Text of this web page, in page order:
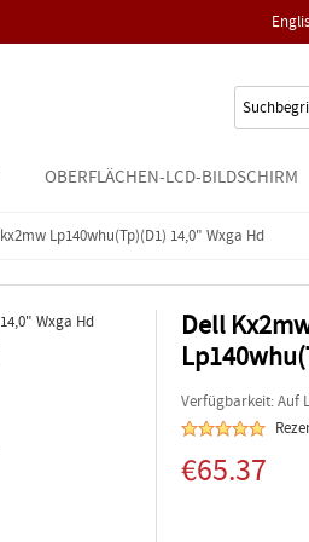
OBERFLÄCHEN-LCD-BILDSCHIRM
Lp140whu(tp)(d1) 14,0" Wxga Hd
Dell
Verfügbarkeit: Auf
€65.37